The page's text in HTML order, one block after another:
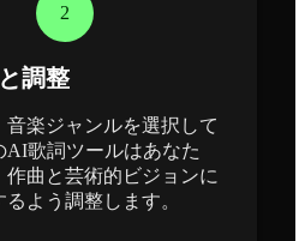
2
調整
楽ジャンルを選択して
AI歌詞ツールはあなた
曲と芸術的ビジョンに
よう調整します。